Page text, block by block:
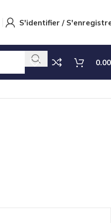
S'identifier /
0.00